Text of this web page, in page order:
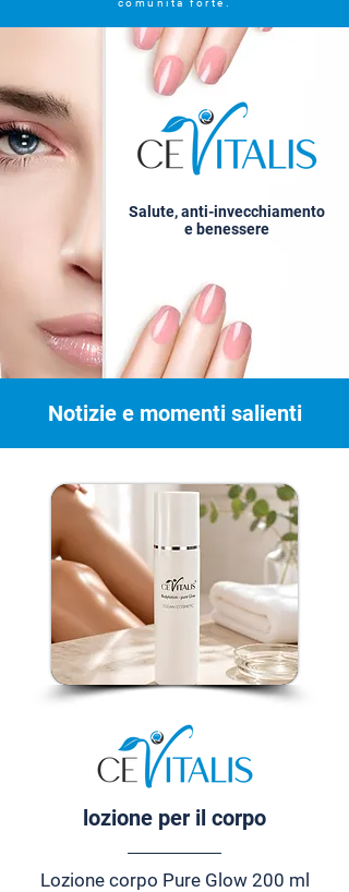
comunità forte.
Salute, anti-invecchiamento
e benessere
Notizie e momenti salienti
lozione per il corpo
Lozione corpo Pure Glow 200 ml